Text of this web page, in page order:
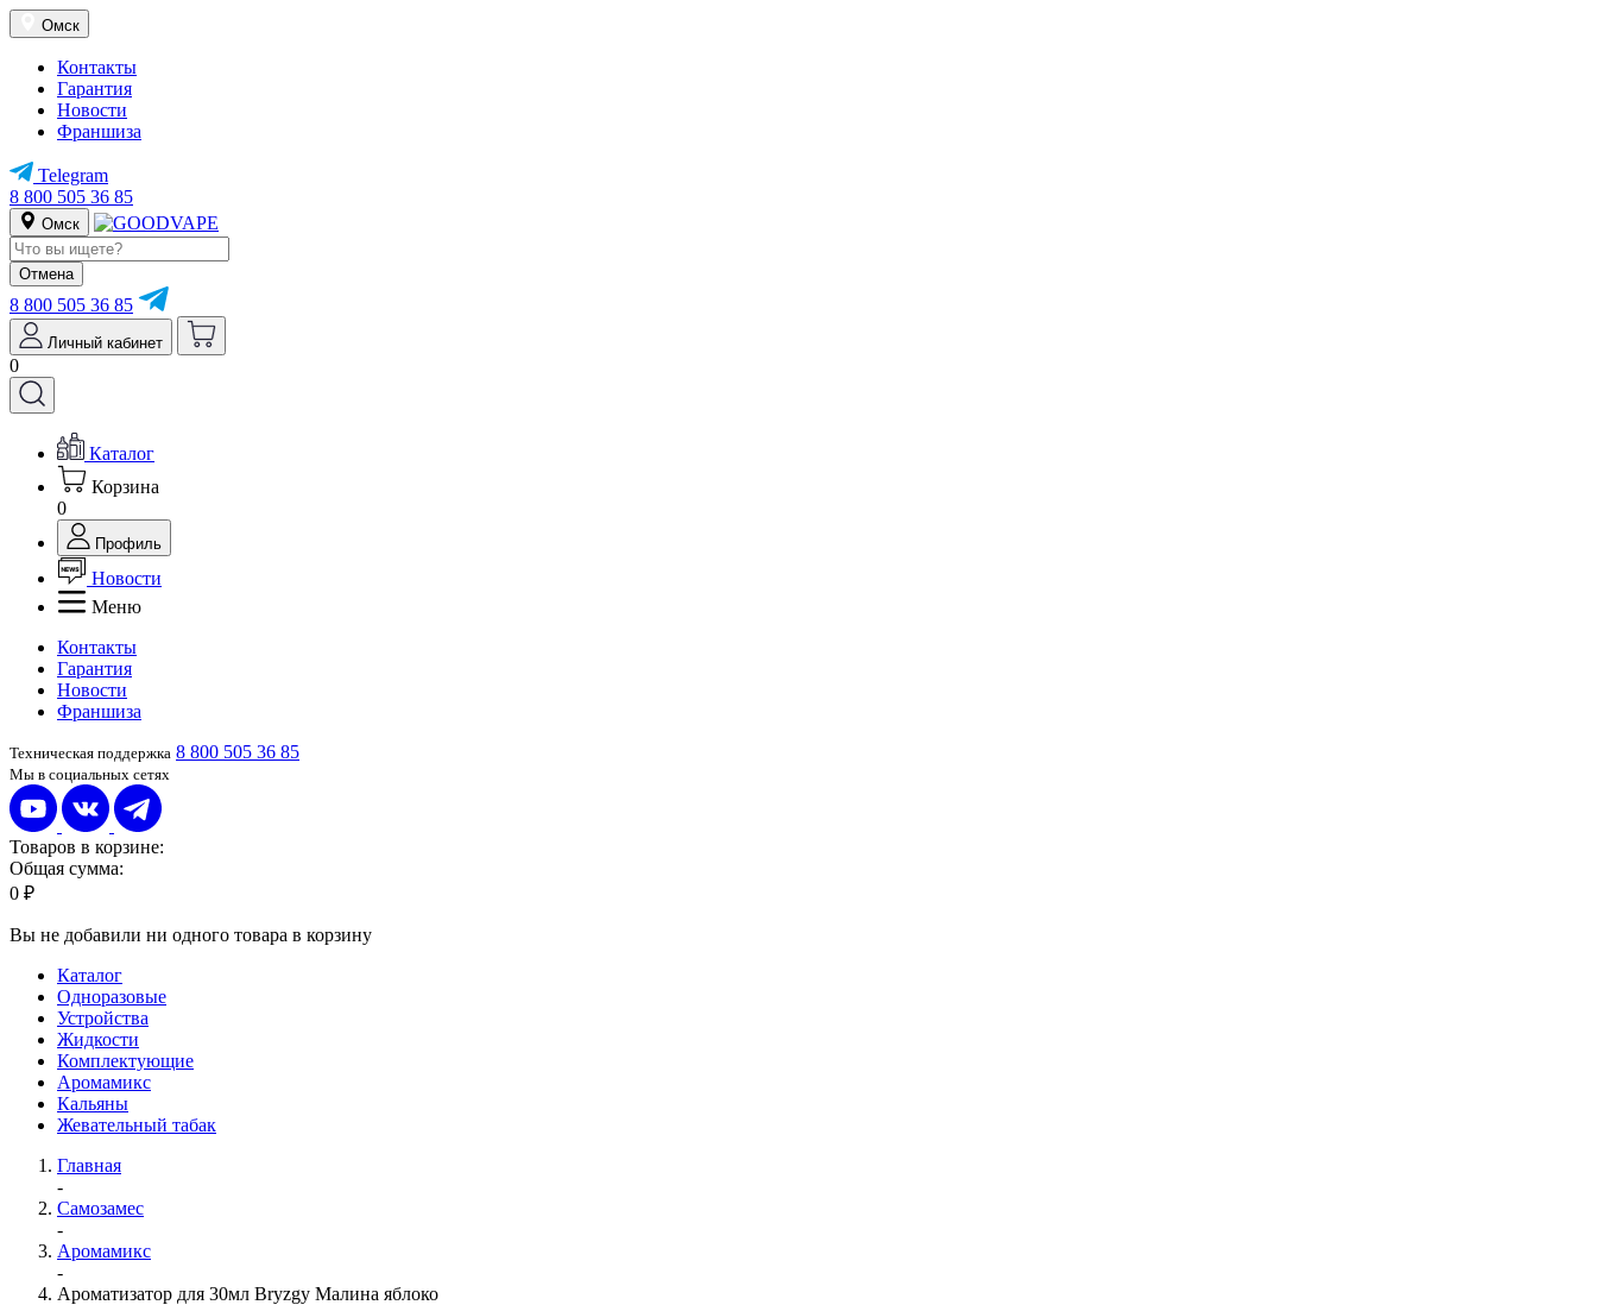
Омск
Контакты
Гарантия
Новости
Франшиза
Telegram
8 800 505 36 85
Омск
Отмена
8 800 505 36 85
Личный кабинет
0
Каталог
Корзина
0
Профиль
Новости
Меню
Контакты
Гарантия
Новости
Франшиза
Техническая поддержка 8 800 505 36 85
Мы в социальных сетях
Товаров в корзине:
Общая сумма:
0 ₽
Вы не добавили ни одного товара в корзину
Каталог
Одноразовые
Устройства
Жидкости
Комплектующие
Аромамикс
Кальяны
Жевательный табак
Главная
-
Самозамес
-
Аромамикс
-
Ароматизатор для 30мл Bryzgy Малина яблоко